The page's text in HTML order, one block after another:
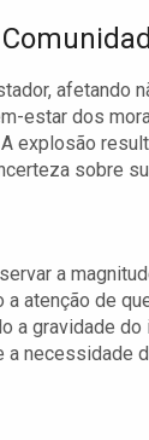
afetando
estar dos
explosão
sobre
a
atenção de
a gravidade
necessidade